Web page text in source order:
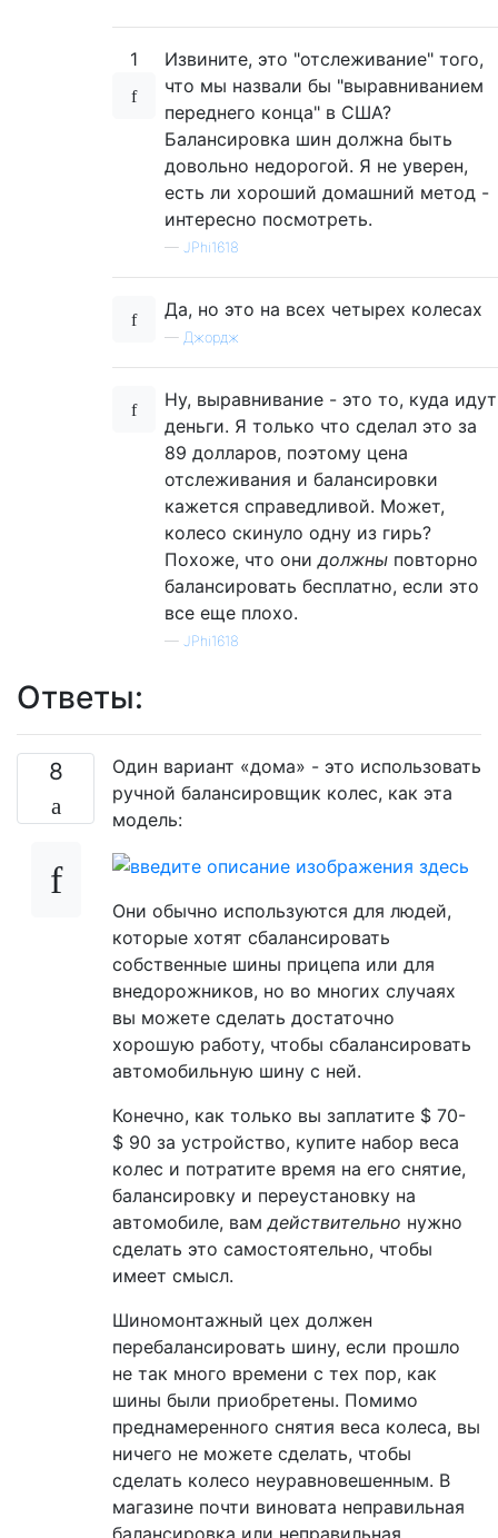
1
Извините, это "отслеживание" того,
что мы назвали бы "выравниванием
переднего конца" в США?
Балансировка шин должна быть
довольно недорогой. Я не уверен,
есть ли хороший домашний метод -
интересно посмотреть.
— JPhi1618
Да, но это на всех четырех колесах
— Джордж
Ну, выравнивание - это то, куда идут
деньги. Я только что сделал это за
89 долларов, поэтому цена
отслеживания и балансировки
кажется справедливой. Может,
колесо скинуло одну из гирь?
Похоже, что онидолжны повторно
балансировать бесплатно, если это
все еще плохо.
— JPhi1618
Ответы:
8
Один вариант «дома» - это использовать
ручной балансировщик колес, как эта
модель:
Они обычно используются для людей,
которые хотят сбалансировать
собственные шины прицепа или для
внедорожников, но во многих случаях
вы можете сделать достаточно
хорошую работу, чтобы сбалансировать
автомобильную шину с ней.
Конечно, как только вы заплатите $ 70-
$ 90 за устройство, купите набор веса
колес и потратите время на его снятие,
балансировку и переустановку на
автомобиле, вам действительно нужно
сделать это самостоятельно, чтобы
имеет смысл.
Шиномонтажный цех должен
перебалансировать шину, если прошло
не так много времени с тех пор, как
шины были приобретены. Помимо
преднамеренного снятия веса колеса, вы
ничего не можете сделать, чтобы
сделать колесо неуравновешенным. В
магазине почти виновата неправильная
балансировка или неправильная